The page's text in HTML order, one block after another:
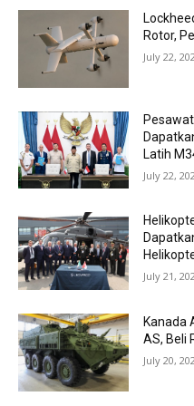
Rotor,
July 22,
Latih
July 22,
July 21,
Kanada
AS, Beli
July 20,